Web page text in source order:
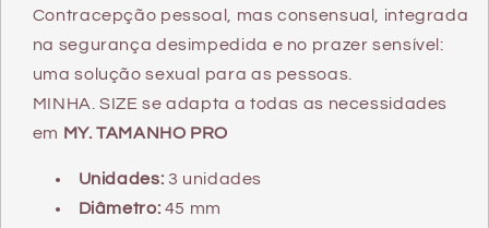
Contracepção pessoal, mas consensual, integrada
na segurança desimpedida e no prazer sensível:
uma solução sexual para as pessoas.
MINHA. SIZE se adapta a todas as necessidades
em MY. TAMANHO PRO
Unidades: 3 unidades
Diâmetro: 45 mm